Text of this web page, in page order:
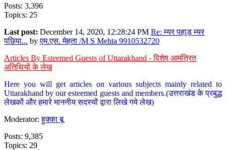
Posts: 3,396
Topics: 25
Last post: December 14, 2020, 12:28:24 PM Re: म्यर पहाड़ म्यर
पछिया... byएम.एस. मेहता /M S Mehta 9910532720
Articles By Esteemed Guests of Uttarakhand - विशेष आमंत्रित
अतिथियों के लेख
Here you will get articles on various subjects mainly related to
Uttarakhand by our esteemed guests and members.(उत्तराखंड के प्रबुद्ध
लेखकों और हमारे माननीय सदस्यों द्वारा लिखे गये लेख)
Moderator:हुक्का बू
Posts: 9,385
Topics: 29